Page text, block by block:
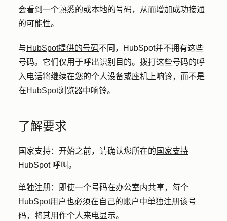
会看到一个熟悉的或本地的号码，从而增加成功接通
的可能性。
与HubSpot提供的号码不同，HubSpot并不拥有这些
号码。它们仅用于呼出识别目的。拨打这些号码的呼
入电话将继续在您的个人设备或座机上响铃，而不是
在HubSpot浏览器中响铃。
了解要求
国家支持： 开始之前，请确认您所在的 国家支持
HubSpot 呼叫。
单独注册：
即使一个号码在办公室内共享，每个
HubSpot用户也必须在自己的账户中单独注册该号
码，将其用作个人来电显示。